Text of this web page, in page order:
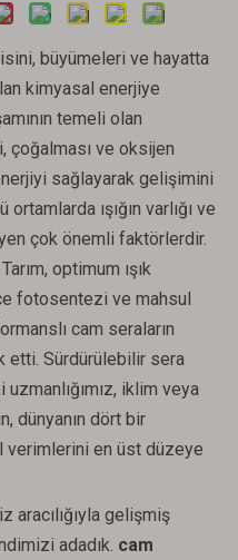
büyümeleri ve hayatta
kimyasal enerjiye
temeli olan
ve oksijen
sağlayarak gelişimini
ışığın varlığı ve
çok önemli faktörlerdir.
optimum ışık
fotosentezi ve mahsul
cam seraların
etti. Sürdürülebilir sera
iklim veya
dünyanın dört bir
verimlerini en üst düzeye
aracılığıyla gelişmiş
adadık. cam